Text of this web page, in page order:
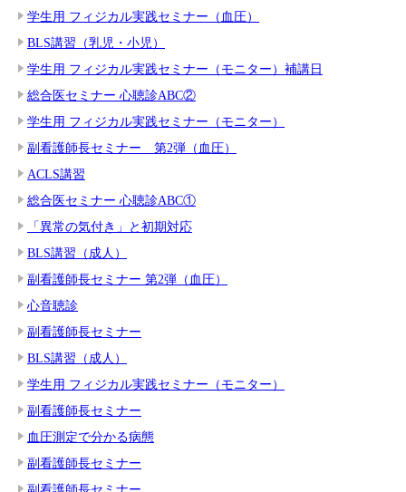
学生用 フィジカル実践セミナー（血圧）
BLS講習（乳児・小児）
学生用 フィジカル実践セミナー（モニター）補講日
総合医セミナー 心聴診ABC②
学生用 フィジカル実践セミナー（モニター）
副看護師長セミナー 第2弾（血圧）
ACLS講習
総合医セミナー 心聴診ABC①
「異常の気付き」と初期対応
BLS講習（成人）
副看護師長セミナー 第2弾（血圧）
心音聴診
副看護師長セミナー
BLS講習（成人）
学生用 フィジカル実践セミナー（モニター）
副看護師長セミナー
血圧測定で分かる病態
副看護師長セミナー